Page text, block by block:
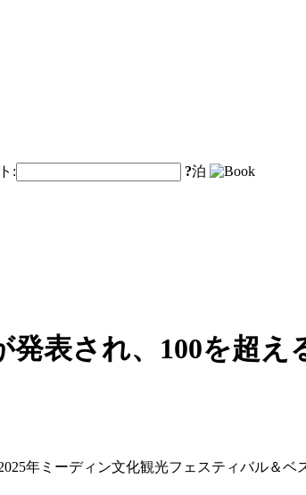
: ?泊
発表され、100を超
年ミーディン文化観光フェスティバル＆